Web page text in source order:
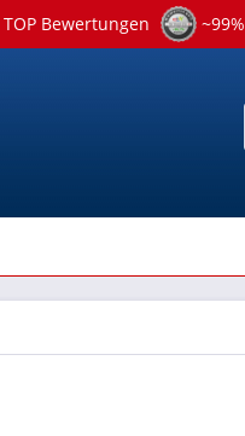
TOP Bewertungen ~99%